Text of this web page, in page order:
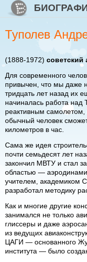
Перейти к основному
Skip to search
Туполев
(1888-1972) советский
Для современного
привычен, что мы даже
тридцать лет назад их
начиналась работа
реактивным самолетом,
обычный человек
километров в час.
Сама же идея
почти семьдесят лет
закончил МВТУ и стал
областью —
учителем, академиком
разработал методику
Как и многие другие
занимался не только
глиссеры и даже
из ведущих
ЦАГИ — основанного
института — было